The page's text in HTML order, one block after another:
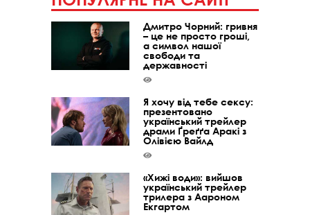
Дмитро Чорний: гривня
– це не просто гроші,
а символ нашої
свободи та
державності
Я хочу від тебе сексу:
презентовано
український трейлер
драми Ґреґґа Аракі з
Олівією Вайлд
«Хижі води»: вийшов
український трейлер
трилера з Аароном
Екгартом